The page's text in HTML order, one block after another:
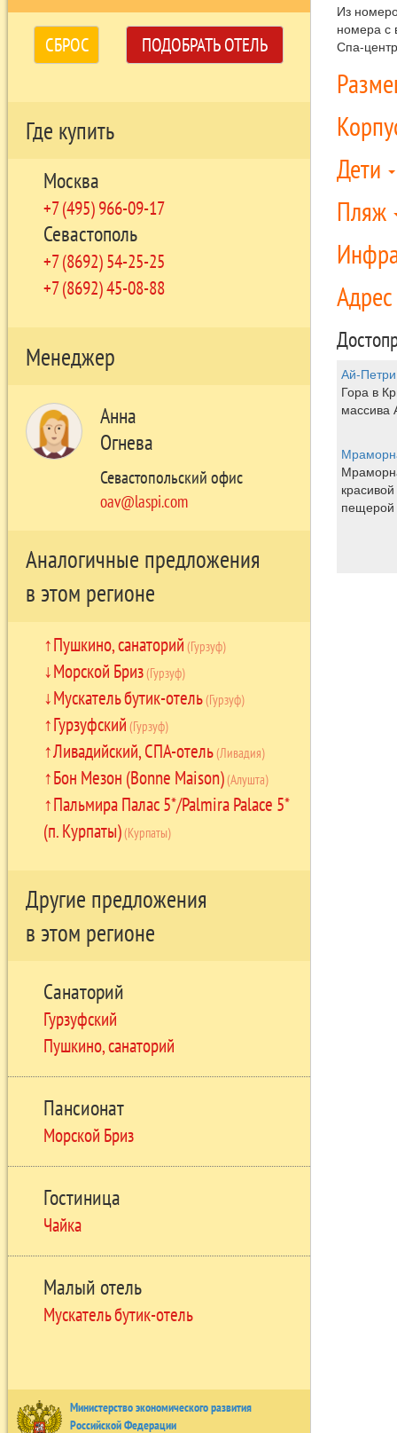
СБРОС ПОДОБРАТЬ ОТЕЛЬ
Где купить
Москва
+7 (495) 966-09-17
Севастополь
+7 (8692) 54-25-25
+7 (8692) 45-08-88
Менеджер
Анна
Огнева
Севастопольский офис
oav@laspi.com
Аналогичные предложения
в этом регионе
Пушкино, санаторий (Гурзуф)
Морской Бриз(Гурзуф)
Мускатель бутик-отель(Гурзуф)
Гурзуфский (Гурзуф)
Ливадийский, СПА-отель(Ливадия)
Бон Мезон (Bonne Maison)(Алушта)
Пальмира Палас 5*/Palmira Palace 5*
(п. Курпаты)(Курпаты)
Другие предложения
в этом регионе
Санаторий
Гурзуфский
Пушкино, санаторий
Пансионат
Морской Бриз
Гостиница
Чайка
Малый отель
Мускатель бутик-отель
Министерство экономического развития
Российской Федерации
Из
номера с
Спа-
Дети
Пляж
Адрес
Ай-Петри
Гора в
массива